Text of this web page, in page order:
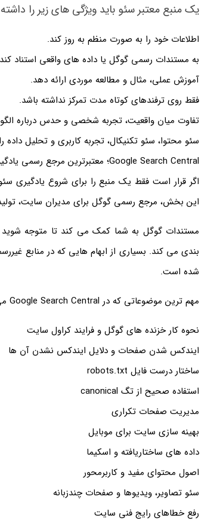
یک منبع معتبر سئو باید ویژگی های زیر را
اطلاعات خود را به صورت منظم به روز کند.
به مستندات رسمی گوگل یا داده های واقعی استناد
آموزش عملی، مثال و مطالعه موردی ارائه دهد.
فقط روی ترفندهای کوتاه مدت تمرکز نداشته باشد.
تفاوت میان واقعیت، تجربه شخصی و حدس درباره
سئو محتوا، سئو تکنیکال، تجربه کاربری و تحلیل
Google Search Central؛ معتبرترین مرجع رسمی یادگیری سئو
این بخش، مرجع رسمی گوگل برای مدیران سایت،
مستندات گوگل به شما کمک می کند تا متوجه شوید
بندی می کند. بسیاری از ابهام هایی که در منابع
شده است.
مهم ترین موضوعاتی که در Google Search Central می توانید یاد بگیرید عبارت اند از:
نحوه کار خزنده های گوگل و فرایند کراول سایت
ایندکس شدن صفحات و دلایل ایندکس نشدن آن ها
ساختار درست فایل robots.txt
استفاده صحیح از تگ canonical
مدیریت صفحات تکراری
بهینه سازی سایت برای موبایل
داده های ساختاریافته و اسکیما
اصول محتوای مفید و کاربرمحور
سئو تصاویر، ویدیوها و صفحات چندزبانه
رفع خطاهای رایج فنی سایت